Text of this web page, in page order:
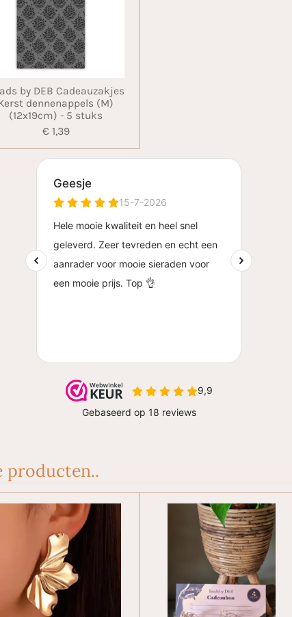
by DEB Cadeauzakjes
dennenappels (M)
(12x19cm) - 5 stuks
€ 1,39
producten..